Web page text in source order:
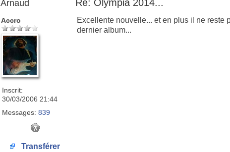
Arnaud Re: Olympia 2014...
Accro
Inscrit:
30/03/2006 21:44
Messages: 839
Excellente nouvelle... et en plus il ne reste
dernier album...
Transférer